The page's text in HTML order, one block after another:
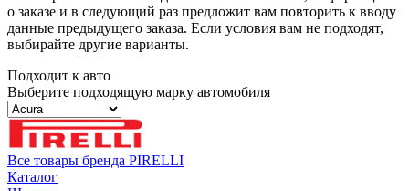
о заказе и в следующий раз предложит вам повторить к вводу
данные предыдущего заказа. Если условия вам не подходят,
выбирайте другие варианты.
Подходит к авто
Выберите подходящую марку автомобиля
Все товары бренда PIRELLI
Каталог